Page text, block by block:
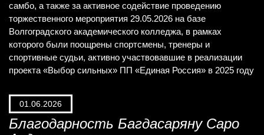
самбо, а также за активное содействие проведению
торжественного мероприятия 29.05.2026 на базе
Волгоградского академического колледжа, в рамках
которого были поощрены спортсмены, тренеры и
спортивные судьи, активно участвовавшие в реализации
проекта «Выбор сильных» ПП «Единая Россия» в 2025 году
01.06.2026
Благодарность Багдасаряну Саро